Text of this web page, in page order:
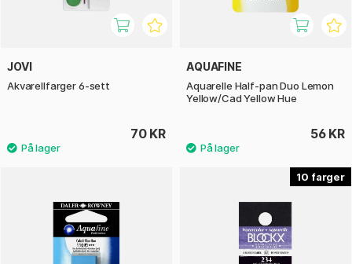
JOVI
Akvarellfarger 6-sett
70 KR
AQUAFINE
Aquarelle Half-pan Duo Lemon
Yellow/Cad Yellow Hue
56 KR
10